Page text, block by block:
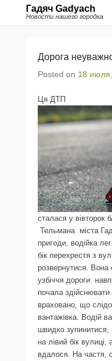
Гадяч Gadyach
Новости нашего городка
Дорога
Posted on 18
Ця ДТП
сталася у вівторок
Тельмана міста
пригоди, водійка
бік перехрестя з
розвернутися.
узбіччя дороги
почала
враховано, що
вантажівка. Водій
швидко зупинитися,
на лівий бік
вдалося. На частя,